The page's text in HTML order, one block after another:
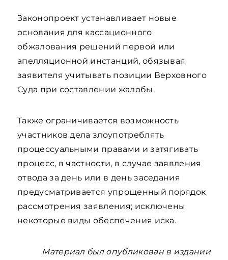
Законопроект устанавливает новые
основания для кассационного
обжалования решений первой или
апелляционной инстанций, обязывая
заявителя учитывать позиции Верховного
Суда при составлении жалобы.
Также ограничивается возможность
участников дела злоупотреблять
процессуальными правами и затягивать
процесс, в частности, в случае заявления
отвода за день или в день заседания
предусматривается упрощенный порядок
рассмотрения заявления; исключены
некоторые виды обеспечения иска.
Материал был опубликован в издании